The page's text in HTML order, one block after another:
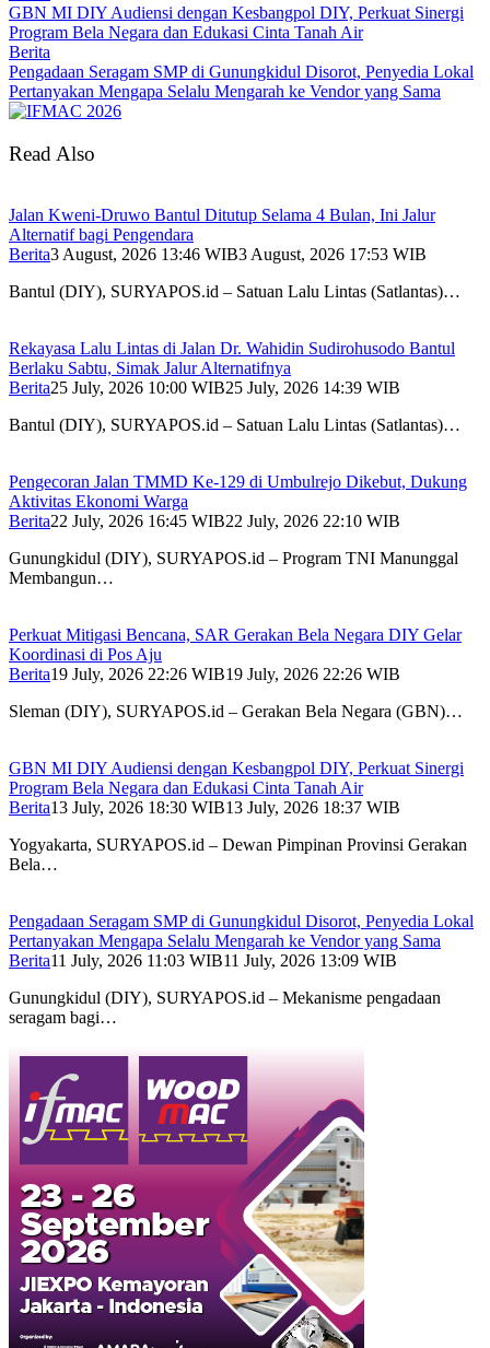
GBN MI DIY Audiensi dengan Kesbangpol DIY, Perkuat Sinergi
Program Bela Negara dan Edukasi Cinta Tanah Air
Berita
Pengadaan Seragam SMP di Gunungkidul Disorot, Penyedia Lokal
Pertanyakan Mengapa Selalu Mengarah ke Vendor yang Sama
Read Also
Jalan Kweni-Druwo Bantul Ditutup Selama 4 Bulan, Ini Jalur
Alternatif bagi Pengendara
Berita3 August, 2026 13:46 WIB3 August, 2026 17:53 WIB
Bantul (DIY), SURYAPOS.id – Satuan Lalu Lintas (Satlantas)…
Rekayasa Lalu Lintas di Jalan Dr. Wahidin Sudirohusodo Bantul
Berlaku Sabtu, Simak Jalur Alternatifnya
Berita25 July, 2026 10:00 WIB25 July, 2026 14:39 WIB
Bantul (DIY), SURYAPOS.id – Satuan Lalu Lintas (Satlantas)…
Pengecoran Jalan TMMD Ke-129 di Umbulrejo Dikebut, Dukung
Aktivitas Ekonomi Warga
Berita22 July, 2026 16:45 WIB22 July, 2026 22:10 WIB
Gunungkidul (DIY), SURYAPOS.id – Program TNI Manunggal
Membangun…
Perkuat Mitigasi Bencana, SAR Gerakan Bela Negara DIY Gelar
Koordinasi di Pos Aju
Berita19 July, 2026 22:26 WIB19 July, 2026 22:26 WIB
Sleman (DIY), SURYAPOS.id – Gerakan Bela Negara (GBN)…
GBN MI DIY Audiensi dengan Kesbangpol DIY, Perkuat Sinergi
Program Bela Negara dan Edukasi Cinta Tanah Air
Berita13 July, 2026 18:30 WIB13 July, 2026 18:37 WIB
Yogyakarta, SURYAPOS.id – Dewan Pimpinan Provinsi Gerakan
Bela…
Pengadaan Seragam SMP di Gunungkidul Disorot, Penyedia Lokal
Pertanyakan Mengapa Selalu Mengarah ke Vendor yang Sama
Berita11 July, 2026 11:03 WIB11 July, 2026 13:09 WIB
Gunungkidul (DIY), SURYAPOS.id – Mekanisme pengadaan
seragam bagi…